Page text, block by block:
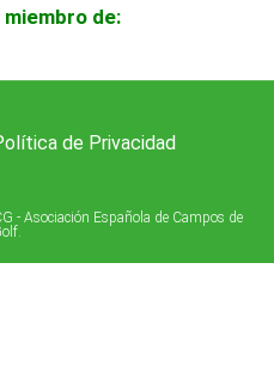
miembro de:
- Asociación Española de Campos de
de Privacidad